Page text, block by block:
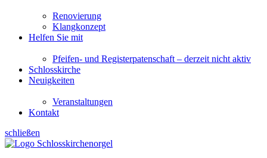
Renovierung
Klangkonzept
Helfen Sie mit
Pfeifen- und Registerpatenschaft – derzeit nicht aktiv
Schlosskirche
Neuigkeiten
Veranstaltungen
Kontakt
schließen